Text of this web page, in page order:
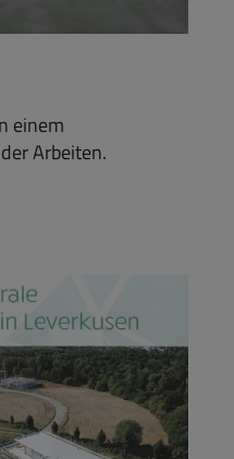
einem
Arbeiten.